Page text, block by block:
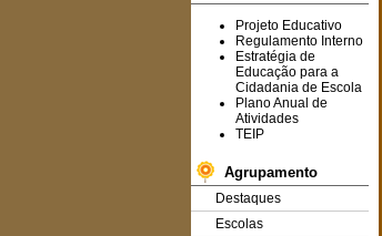
Projeto Educativo
Regulamento Interno
Estratégia de
Educação para a
Cidadania de Escola
Plano Anual de
Atividades
TEIP
Agrupamento
Destaques
Escolas